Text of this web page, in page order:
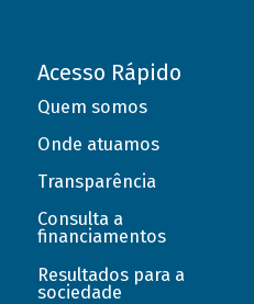
Acesso Rápido
Quem somos
Onde atuamos
Transparência
Consulta a
financiamentos
Resultados para a
sociedade